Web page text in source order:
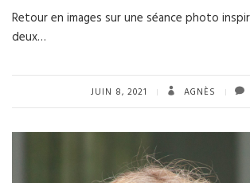
Retour en images sur une séance photo
deux…
JUIN 8, 2021 AGNÈS